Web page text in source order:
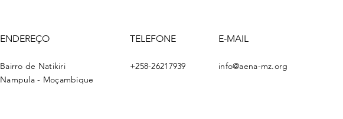
ENDEREÇO
Bairro de Natikiri
Nampula - Moçambique
TELEFONE
+258-26217939
E-MAIL
info@aena-mz.org